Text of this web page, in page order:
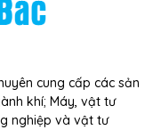
cung cấp các sản
khí; Máy, vật tư
nghiệp và vật tư